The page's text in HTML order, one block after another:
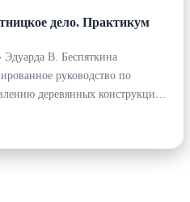
дело. Практикум
В. Беспяткина
руководство по
деревянных конструкци…